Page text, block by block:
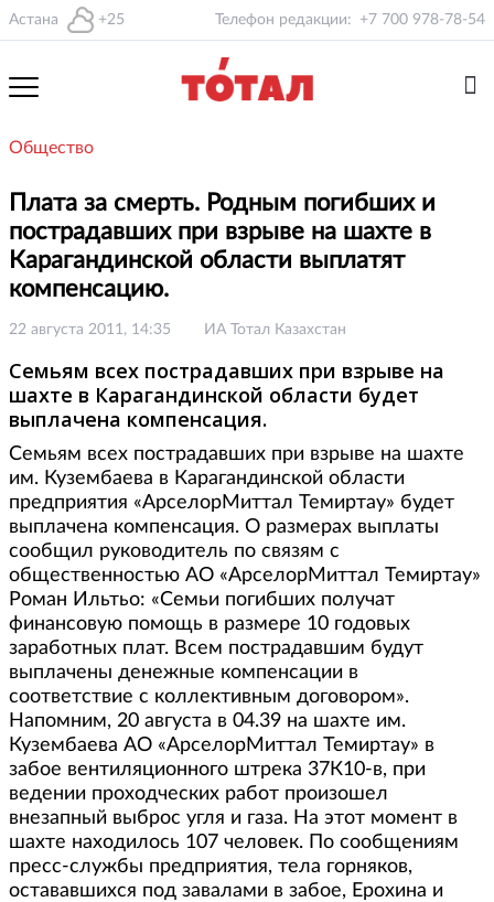
Астана +25 Телефон редакции: +7 700 978-78-54
Общество
Плата за смерть. Родным погибших и
пострадавших при взрыве на шахте в
Карагандинской области выплатят
компенсацию.
22 августа 2011, 14:35 ИА Тотал Казахстан
Семьям всех пострадавших при взрыве на
шахте в Карагандинской области будет
выплачена компенсация.
Семьям всех пострадавших при взрыве на шахте
им. Кузембаева в Карагандинской области
предприятия «АрселорМиттал Темиртау» будет
выплачена компенсация. О размерах выплаты
сообщил руководитель по связям с
общественностью АО «АрселорМиттал Темиртау»
Роман Ильтьо: «Семьи погибших получат
финансовую помощь в размере 10 годовых
заработных плат. Всем пострадавшим будут
выплачены денежные компенсации в
соответствие с коллективным договором».
Напомним, 20 августа в 04.39 на шахте им.
Кузембаева АО «АрселорМиттал Темиртау» в
забое вентиляционного штрека 37К10-в, при
ведении проходческих работ произошел
внезапный выброс угля и газа. На этот момент в
шахте находилось 107 человек. По сообщениям
пресс-службы предприятия, тела горняков,
остававшихся под завалами в забое, Ерохина и